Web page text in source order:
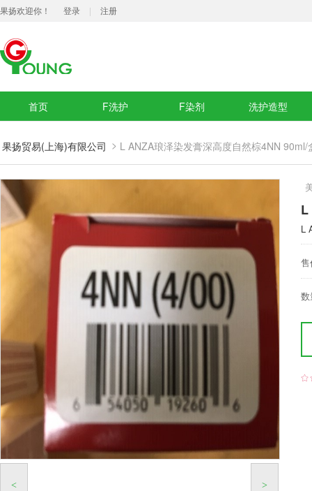
果扬欢迎你！ 登录 | 注册
首页 F洗护 F染剂 洗护造型
果扬贸易(上海)有限公司 > L ANZA琅泽染发膏深高度自然棕4NN 90ml/
< >
L
L